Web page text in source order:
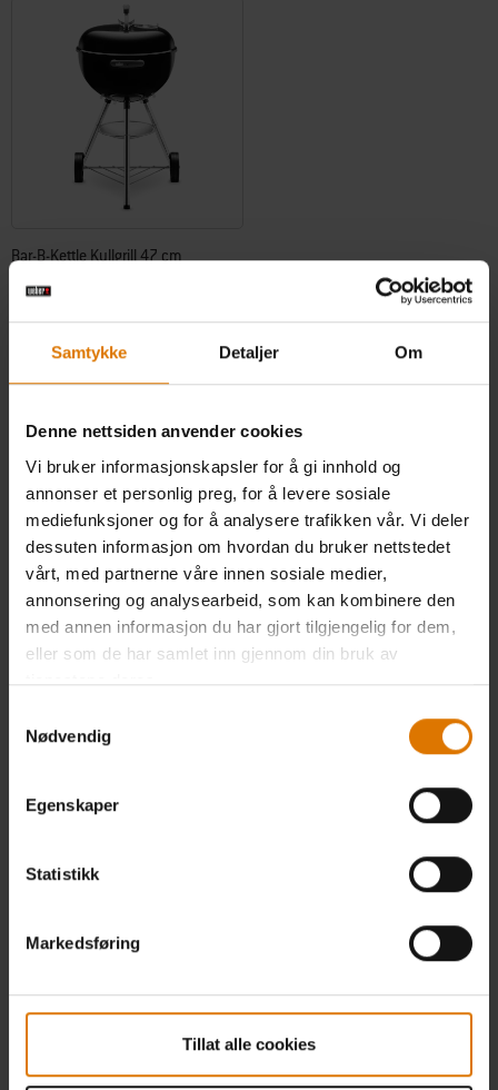
Samtykke Detaljer Om
Denne nettsiden anvender cookies
Vi bruker informasjonskapsler for å gi innhold og
annonser et personlig preg, for å levere sosiale
mediefunksjoner og for å analysere trafikken vår. Vi deler
dessuten informasjon om hvordan du bruker nettstedet
vårt, med partnerne våre innen sosiale medier,
annonsering og analysearbeid, som kan kombinere den
med annen informasjon du har gjort tilgjengelig for dem,
eller som de har samlet inn gjennom din bruk av
tjenestene deres.
Nødvendig
Egenskaper
Statistikk
Markedsføring
Tillat alle cookies
Bar-B-Kettle Kullgrill 47 cm
1.599,00 kr
inkl. mva. og toll. Ekskl.
fraktomkostninger
Enkelt å betale